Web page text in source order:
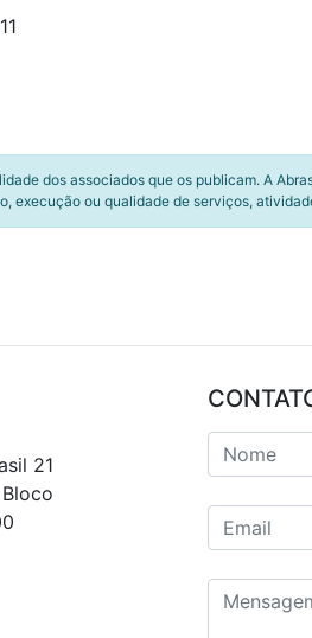
dos associados que os publicam. A
execução ou qualidade de serviços,
21